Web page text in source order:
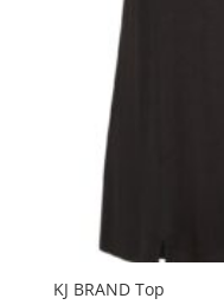
KJ BRAND Top